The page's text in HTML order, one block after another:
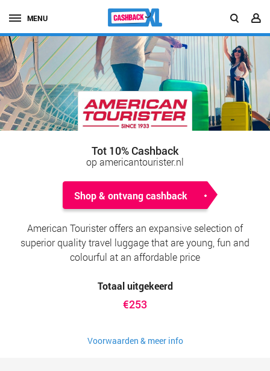
MENU
Tot 10% Cashback
op americantourister.nl
Shop & ontvang cashback
American Tourister offers an expansive selection of
superior quality travel luggage that are young, fun and
colourful at an affordable price
Totaal uitgekeerd
€253
Voorwaarden & meer info